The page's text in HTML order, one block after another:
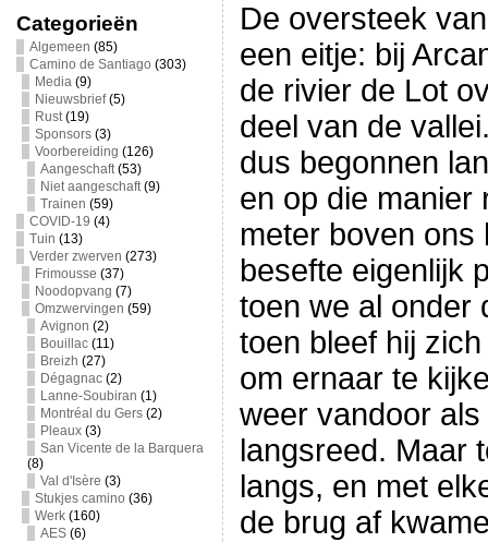
Categorieën
Algemeen (85)
Camino de Santiago (303)
Media(9)
Nieuwsbrief(5)
Rust(19)
Sponsors(3)
Voorbereiding (126)
Aangeschaft(53)
Niet aangeschaft(9)
Trainen (59)
COVID-19 (4)
Tuin (13)
Verder zwerven (273)
Frimousse (37)
Noodopvang (7)
Omzwervingen (59)
Avignon (2)
Bouillac(11)
Breizh (27)
Dégagnac(2)
Lanne-Soubiran (1)
Montréal du Gers(2)
Pleaux(3)
San Vicente de la Barquera
(8)
Val d'Isère (3)
Stukjes camino (36)
Werk(160)
AES(6)
De oversteek
een eitje: bij
de rivier de Lot
deel van de
dus begonnen
en op die manier
meter boven ons
besefte eigenlijk
toen we al onder
toen bleef hij
om ernaar te
weer vandoor
langsreed. Maar
langs, en met
de brug af